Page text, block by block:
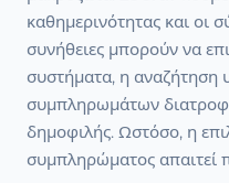
καθημερινότητας και οι
συνήθειες μπορούν να
συστήματα, η αναζήτηση
συμπληρωμάτων
δημοφιλής. Ωστόσο, η
συμπληρώματος απαιτεί